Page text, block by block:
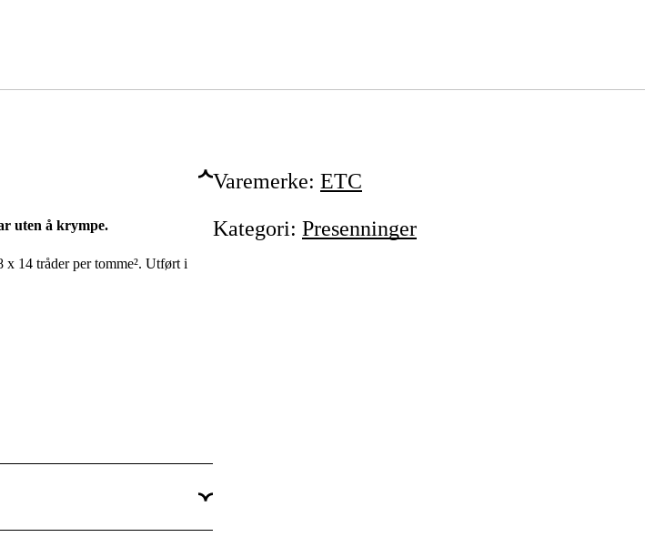
uten å krympe.
x 14 tråder per tomme². Utført i
Varemerke: ETC
Kategori: Presenninger